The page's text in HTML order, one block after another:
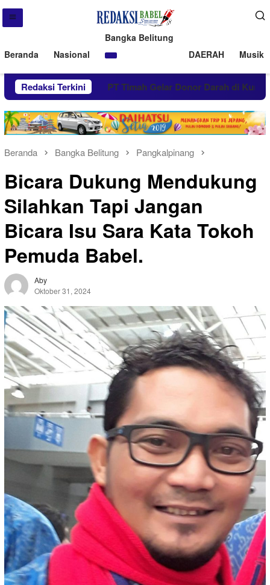
Beranda Nasional
Bangka Belitung
DAERAH
Musik
Redaksi Terkini
Kundur PT Timah Gelar Donor Darah di Kundur
Beranda Bangka Belitung Pangkalpinang
Bicara Dukung Mendukung
Silahkan Tapi Jangan
Bicara Isu Sara Kata Tokoh
Pemuda Babel.
Aby
Oktober 31, 2024